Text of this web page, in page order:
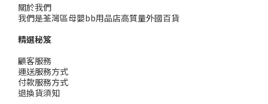
關於我們
我們是荃灣區母嬰bb用品店高質量外國百貨
精選秘笈
顧客服務
運送服務方式
付款服務方式
退換貨須知